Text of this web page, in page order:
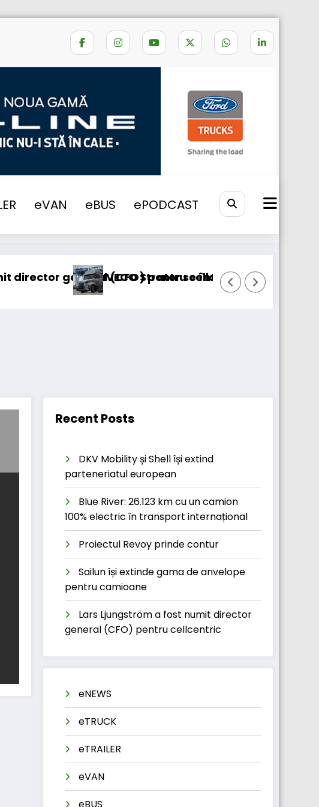
eVAN eBUS ePODCAST
SCANIA L
(CFO) pentru cellcentric
IVECO Strator se întoarce BursaTransport/
Recent Posts
DKV Mobility și Shell își extind
parteneriatul european
Blue River: 26.123 km cu un camion
100% electric în transport internațional
Proiectul Revoy prinde contur
Sailun își extinde gama de anvelope
pentru camioane
Lars Ljungström a fost numit director
general (CFO) pentru cellcentric
eNEWS
eTRUCK
eTRAILER
eVAN
eBUS